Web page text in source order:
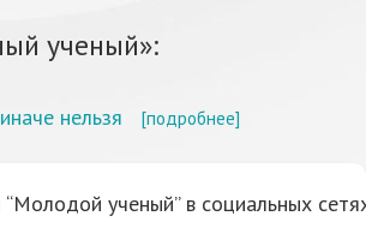
ученый»:
нельзя [подробнее]
ученый” в социальных